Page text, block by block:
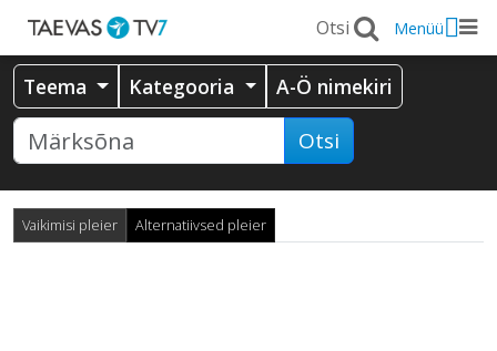
Menüü
Teema Kategooria A-Ö nimekiri
Otsi
Vaikimisi pleier Alternatiivsed pleier